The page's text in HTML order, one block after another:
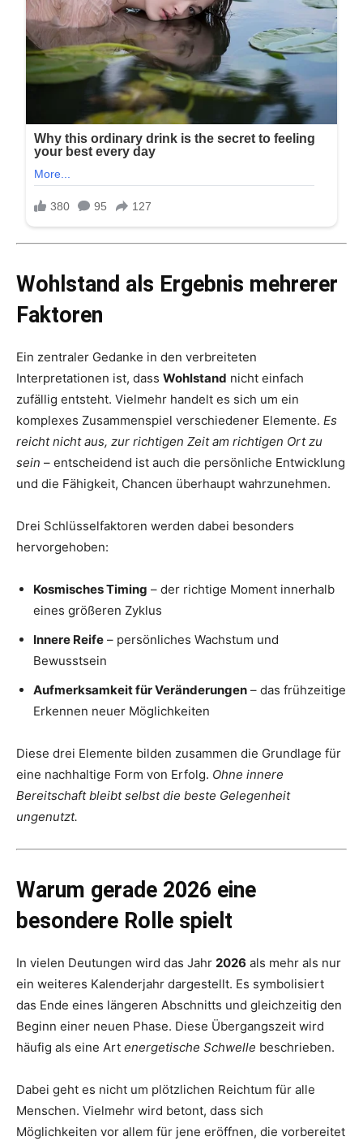
Wohlstand als Ergebnis mehrerer
Faktoren
Ein zentraler Gedanke in den verbreiteten
Interpretationen ist, dass Wohlstand nicht einfach
zufällig entsteht. Vielmehr handelt es sich um ein
komplexes Zusammenspiel verschiedener Elemente. Es
reicht nicht aus, zur richtigen Zeit am richtigen Ort zu
sein – entscheidend ist auch die persönliche Entwicklung
und die Fähigkeit, Chancen überhaupt wahrzunehmen.
Drei Schlüsselfaktoren werden dabei besonders
hervorgehoben:
Kosmisches Timing – der richtige Moment innerhalb
eines größeren Zyklus
Innere Reife – persönliches Wachstum und
Bewusstsein
Aufmerksamkeit für Veränderungen – das frühzeitige
Erkennen neuer Möglichkeiten
Diese drei Elemente bilden zusammen die Grundlage für
eine nachhaltige Form von Erfolg. Ohne innere
Bereitschaft bleibt selbst die beste Gelegenheit
ungenutzt.
Warum gerade 2026 eine
besondere Rolle spielt
In vielen Deutungen wird das Jahr 2026 als mehr als nur
ein weiteres Kalenderjahr dargestellt. Es symbolisiert
das Ende eines längeren Abschnitts und gleichzeitig den
Beginn einer neuen Phase. Diese Übergangszeit wird
häufig als eine Art energetische Schwelle beschrieben.
Dabei geht es nicht um plötzlichen Reichtum für alle
Menschen. Vielmehr wird betont, dass sich
Möglichkeiten vor allem für jene eröffnen, die vorbereitet